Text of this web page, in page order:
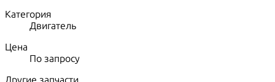
Категория
Двигатель
Цена
По запросу